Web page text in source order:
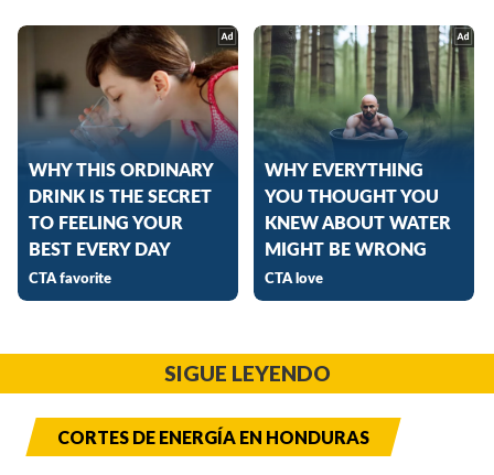
SIGUE LEYENDO
CORTES DE ENERGÍA EN HONDURAS